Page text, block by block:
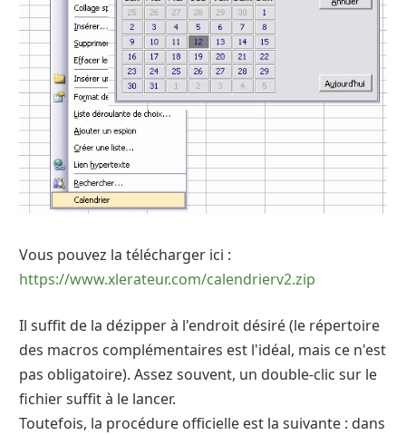
Vous pouvez la télécharger ici :
https://www.xlerateur.com/calendrierv2.zip
Il suffit de la dézipper à l'endroit désiré (le répertoire
des macros complémentaires est l'idéal, mais ce n'est
pas obligatoire). Assez souvent, un double-clic sur le
fichier suffit à le lancer.
Toutefois, la procédure officielle est la suivante : dans